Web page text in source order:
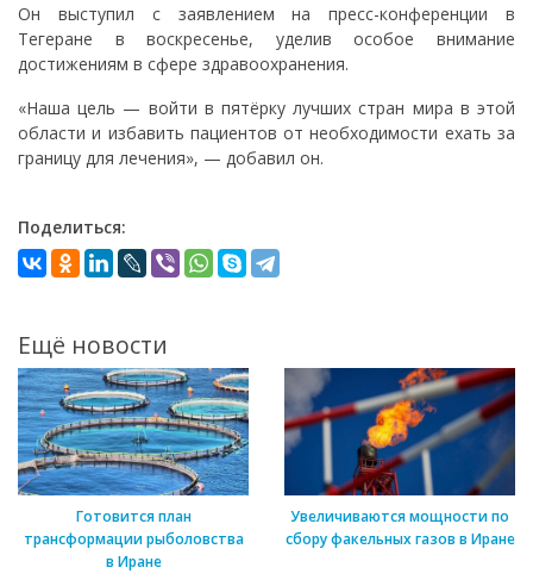
Он выступил с заявлением на пресс-конференции в
Тегеране в воскресенье, уделив особое внимание
достижениям в сфере здравоохранения.
«Наша цель — войти в пятёрку лучших стран мира в этой
области и избавить пациентов от необходимости ехать за
границу для лечения», — добавил он.
Поделиться:
Ещё новости
Готовится план
трансформации рыболовства
в Иране
Увеличиваются мощности по
сбору факельных газов в Иране